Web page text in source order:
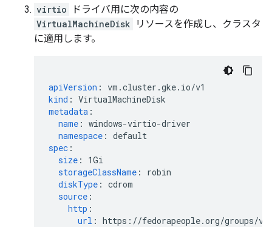
virtio
ドライバ用に次の内容の
VirtualMachineDisk
リソースを作成し、クラスタ
に適用します。
apiVersion : vm.cluster.gke.io/v1
kind : VirtualMachineDisk
metadata :
name : windows-virtio-driver
namespace : default
spec :
size :
1Gi
storageClassName :
robin
diskType : cdrom
source :
http :
url : https://fedorapeople.org/